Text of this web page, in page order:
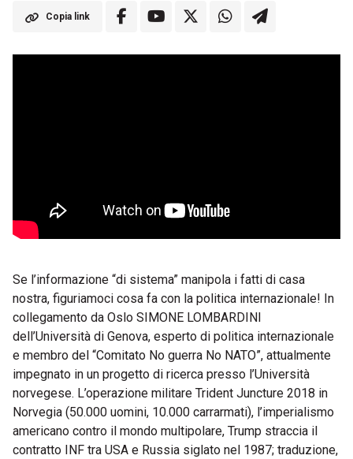
Copia link
Se l’informazione “di sistema” manipola i fatti di casa
nostra, figuriamoci cosa fa con la politica internazionale! In
collegamento da Oslo SIMONE LOMBARDINI
dell’Università di Genova, esperto di politica internazionale
e membro del “Comitato No guerra No NATO”, attualmente
impegnato in un progetto di ricerca presso l’Università
norvegese. L’operazione militare Trident Juncture 2018 in
Norvegia (50.000 uomini, 10.000 carrarmati), l’imperialismo
americano contro il mondo multipolare, Trump straccia il
contratto INF tra USA e Russia siglato nel 1987; traduzione,